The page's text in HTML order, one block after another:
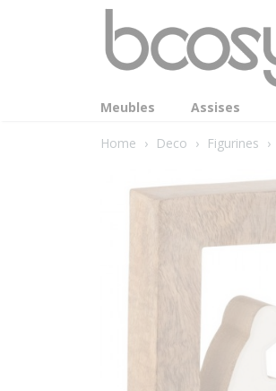
Meubles Assises
Home › Deco › Figurines ›